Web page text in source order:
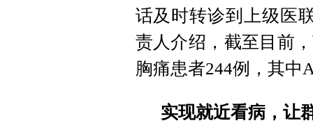
话及时转诊到上级医
责人介绍，截至目前
胸痛患者244例，其中
实现就近看病，让